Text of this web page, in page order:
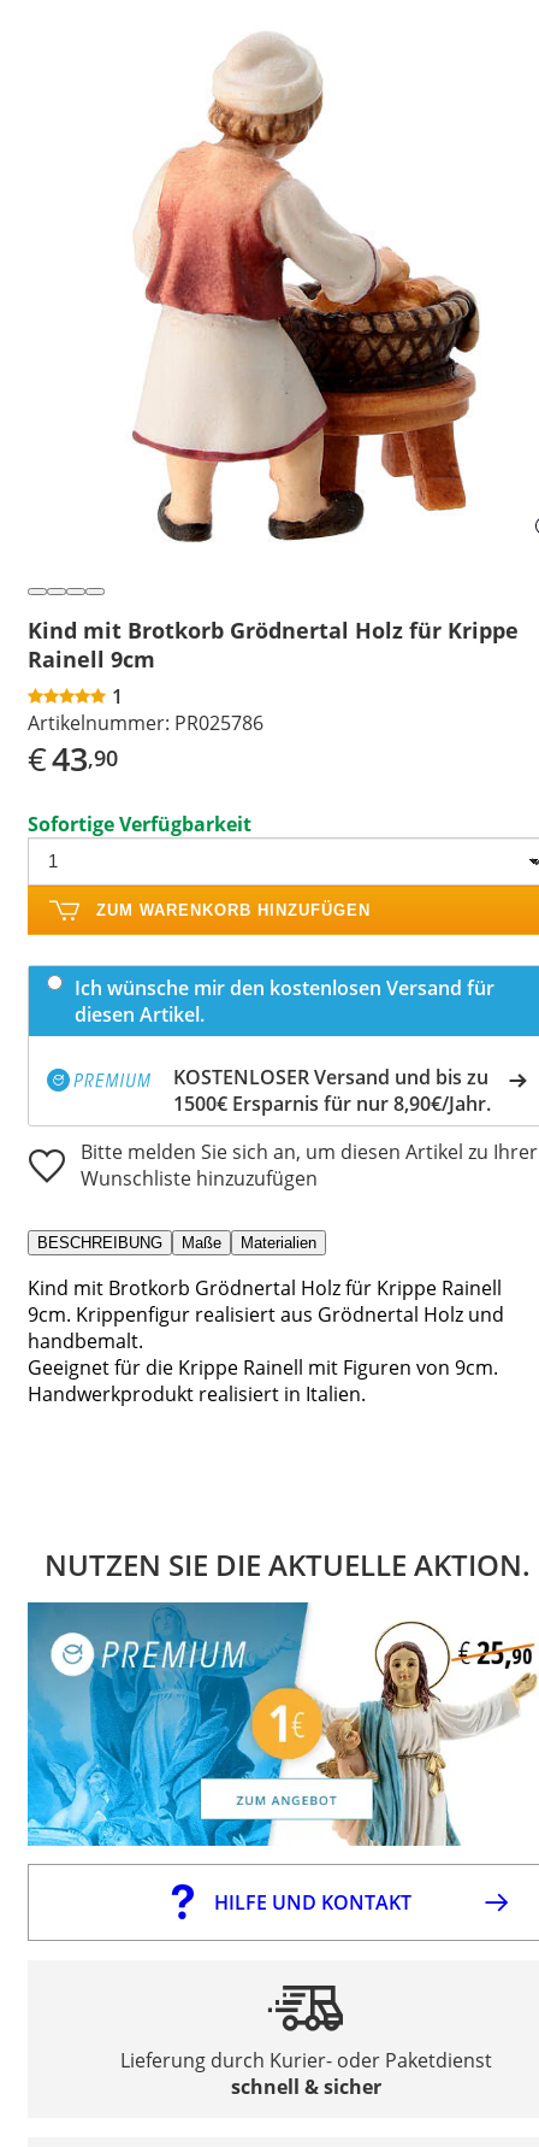
Kind mit Brotkorb Grödnertal Holz für Krippe
Rainell 9cm
1
Artikelnummer: PR025786
€43,90
Sofortige Verfügbarkeit
ZUM WARENKORB HINZUFÜGEN
Ich wünsche mir den kostenlosen Versand für
diesen Artikel.
KOSTENLOSER Versand und bis zu
1500€ Ersparnis für nur 8,90€/Jahr.
Bitte melden Sie sich an, um diesen Artikel zu Ihrer
Wunschliste hinzuzufügen
BESCHREIBUNG Maße Materialien
Kind mit Brotkorb Grödnertal Holz für Krippe Rainell
9cm. Krippenfigur realisiert aus Grödnertal Holz und
handbemalt.
Geeignet für die Krippe Rainell mit Figuren von 9cm.
Handwerkprodukt realisiert in Italien.
NUTZEN SIE DIE AKTUELLE AKTION.
HILFE UND KONTAKT
Lieferung durch Kurier- oder Paketdienst
schnell & sicher